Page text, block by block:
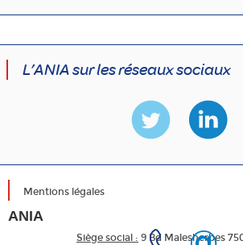
L’ANIA sur les réseaux sociaux
Mentions légales
ANIA
Siège social : 9 Bd Malesherbes